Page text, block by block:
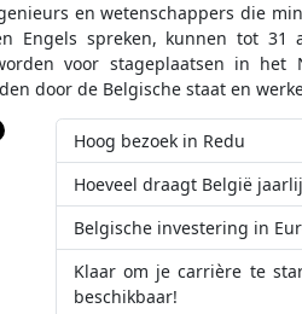
en wetenschappers die
Engels spreken, kunnen tot
voor stageplaatsen in het
door de Belgische staat en
Hoog bezoek in Redu
Hoeveel draagt België
Belgische investering in
Klaar om je carrière te
beschikbaar!